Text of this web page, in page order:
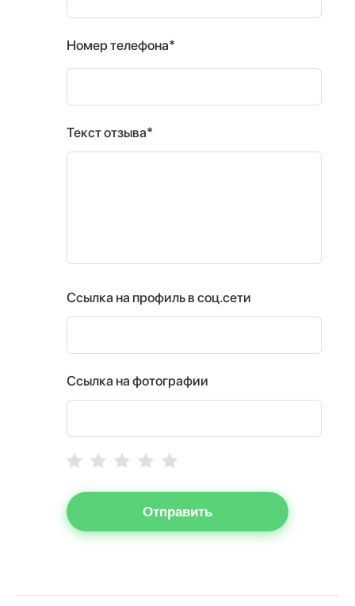
Номер телефона*
Текст отзыва*
Ссылка на профиль в соц.сети
Ссылка на фотографии
Отправить